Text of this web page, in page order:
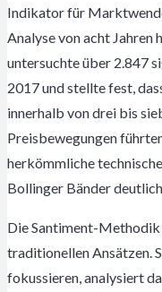
Indikator für
Analyse von acht
untersuchte über 2.847
2017 und stellte fest,
innerhalb von drei bis
Preisbewegungen
herkömmliche
Bollinger Bänder deutlich.
Die Santiment-
traditionellen Ansätzen.
fokussieren, analysiert